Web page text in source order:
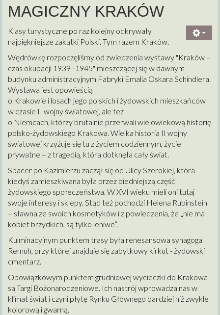
MAGICZNY KRAKÓW
Klasy turystyczne po raz kolejny odkrywały
najpiękniejsze zakątki Polski. Tym razem Kraków.
Wędrówkę rozpoczęliśmy od zwiedzenia wystawy "Kraków –
czas okupacji 1939–1945" mieszczącej się w dawnym
budynku administracyjnym Fabryki Emalia Oskara Schindlera.
Wystawa jest opowieścią
o Krakowie i losach jego polskich i żydowskich mieszkańców
w czasie II wojny światowej, ale też
o Niemcach, którzy brutalnie przerwali wielowiekową historię
polsko-żydowskiego Krakowa. Wielka historia II wojny
światowej krzyżuje się tu z życiem codziennym, życie
prywatne – z tragedią, która dotknęła cały świat.
Spacer po Kazimierzu zaczął się od Ulicy Szerokiej, która
kiedyś zamieszkiwana była przez biedniejszą część
żydowskiego społeczeństwa. W XVI wieku mieli oni tutaj
swoje interesy i sklepy. Stąd też pochodzi Helena Rubinstein
– sławna ze swoich kosmetyków i z powiedzenia, że „nie ma
kobiet brzydkich, są tylko leniwe”.
Kulminacyjnym punktem trasy była renesansowa synagoga
Remuh, przy której znajduje się zabytkowy kirkut - żydowski
cmentarz.
Obowiązkowym punktem grudniowej wycieczki do Krakowa
są Targi Bożonarodzeniowe. Ich nastrój wprowadza nas w
klimat świąt i czyni płytę Rynku Głównego bardziej niż zwykle
kolorową i gwarną.